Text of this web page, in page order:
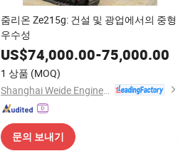
줌리온 Ze215g: 건설 및 광업에서의 중형
우수성
US$74,000.00-75,000.00
1 상품 (MOQ)
문의 보내기